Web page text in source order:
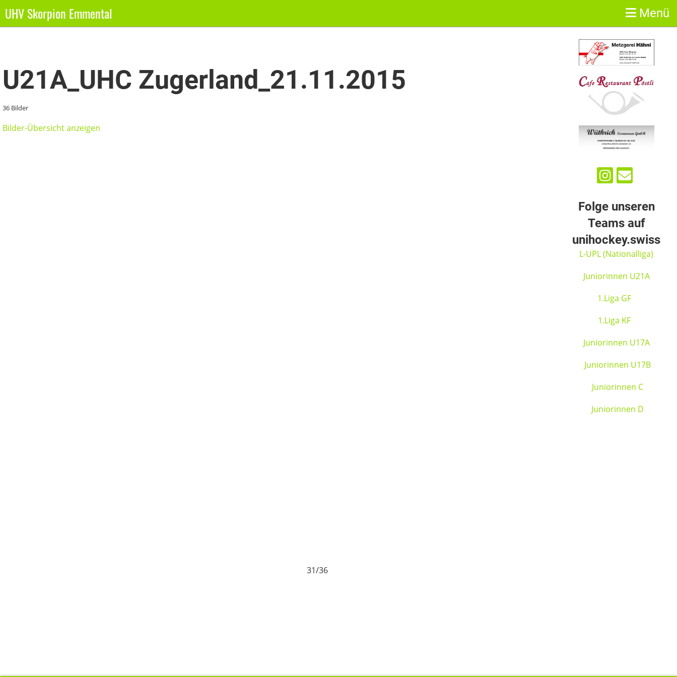
UHV Skorpion Emmental Menü
Zurück
U21A_UHC Zugerland_21.11.2015
36 Bilder
Bilder-Übersicht anzeigen
Folge unseren
Teams auf
unihockey.swiss
L-UPL (Nationalliga)
Juniorinnen U21A
1.Liga GF
1.Liga KF
Juniorinnen U17A
Juniorinnen U17B
Juniorinnen C
Juniorinnen D